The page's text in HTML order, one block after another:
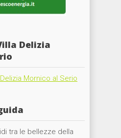
Delizia
tra le bellezze della